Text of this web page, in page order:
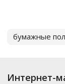
бумажные
Интернет-